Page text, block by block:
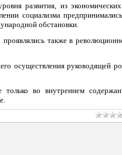
развития, из
социализма
обстановки.
проявлялись также в
осуществления руководящей
во внутреннем
.